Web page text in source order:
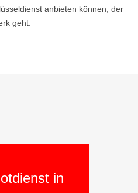
anbieten können, der
geht.
in